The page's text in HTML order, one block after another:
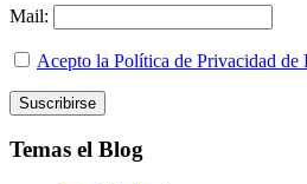
Mail:
Acepto la Política de Privacidad de
Temas el Blog